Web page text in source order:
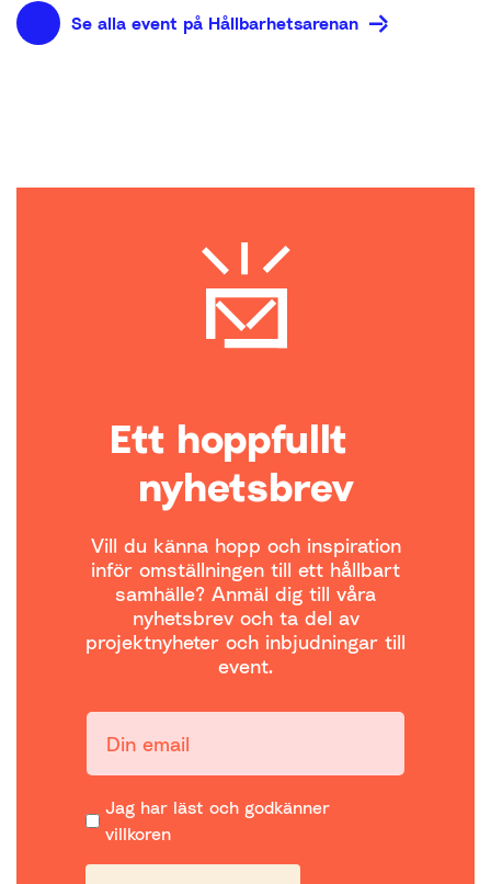
Se alla event på Hållbarhetsarenan
Ett hoppfullt
nyhetsbrev
Vill du känna hopp och inspiration
inför omställningen till ett hållbart
samhälle? Anmäl dig till våra
nyhetsbrev och ta del av
projektnyheter och inbjudningar till
event.
Jag har läst och godkänner
villkoren